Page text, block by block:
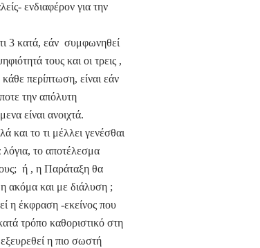
ενδιαφέρον για την
3 κατά, εάν συμφωνηθεί
τους και οι τρεις ,
περίπτωση, είναι εάν
την απόλυτη
είναι ανοιχτά.
και το τι μέλλει γενέσθαι
το αποτέλεσμα
ή , η Παράταξη θα
ακόμα και με διάλυση ;
η έκφραση -εκείνος που
τρόπο καθοριστικό στη
η πιο σωστή